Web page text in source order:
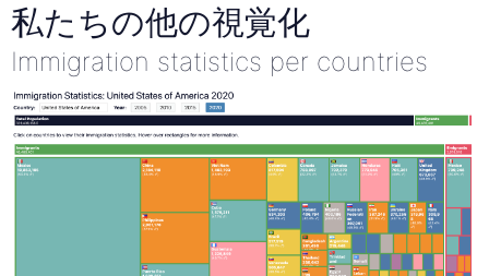
私たちの他の視覚化
Immigration statistics per countries